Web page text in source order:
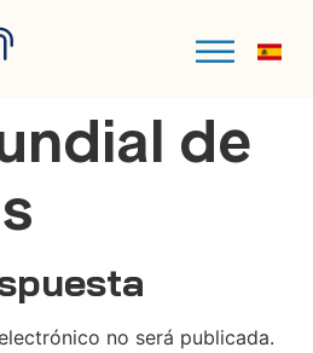
de
no será publicada.